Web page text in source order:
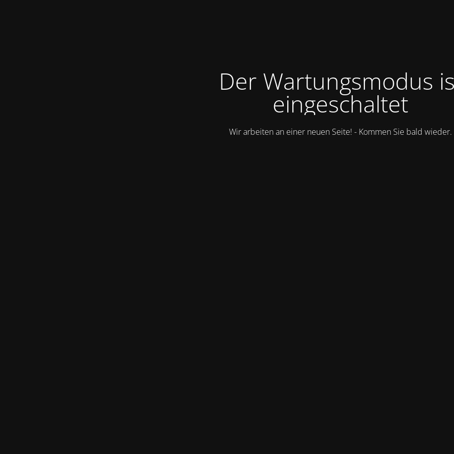
Der Wartungsmodus
eingeschaltet
Wir arbeiten an einer neuen Seite! - Kommen Sie bald wieder.